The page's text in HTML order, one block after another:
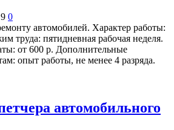
0
автомобилей. Характер работы:
труда: пятидневная рабочая неделя.
от 600 р. Дополнительные
опыт работы, не менее 4 разряда.
автомобильного